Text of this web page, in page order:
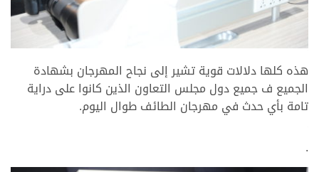
هذه كلها دلالات قوية تشير إلى نجاح المهرجان بشهادة
الجميع ف جميع دول مجلس التعاون الذين كانوا على دراية
تامة بأي حدث في مهرجان الطائف طوال اليوم.
.